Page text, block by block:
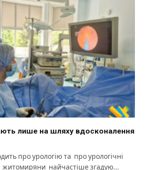
лише на шляху вдосконалення
про урологію та про урологічні
житомиряни найчастіше згадую…